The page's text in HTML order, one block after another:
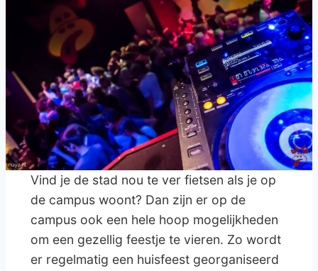
Vind je de stad nou te ver fietsen als je op
de campus woont? Dan zijn er op de
campus ook een hele hoop mogelijkheden
om een gezellig feestje te vieren. Zo wordt
er regelmatig een huisfeest georganiseerd